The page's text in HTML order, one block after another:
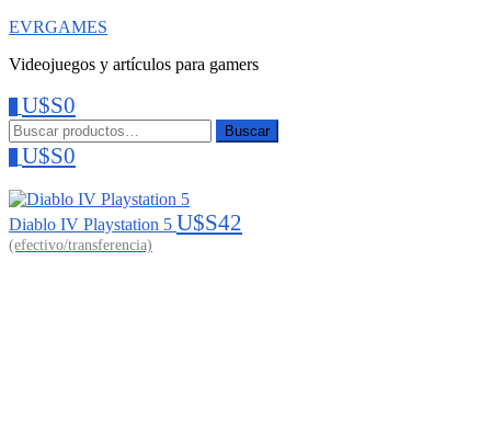
EVRGAMES
Videojuegos y artículos para gamers
U$S0
Menu
Buscar: Buscar
U$S0
Diablo IV Playstation 5 U$S42